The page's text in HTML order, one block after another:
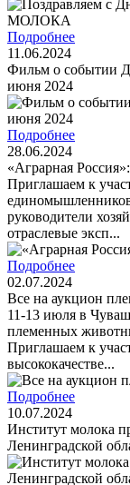
Подробнее
11.06.2024
Фильм о событии
июня 2024
Подробнее
28.06.2024
«Аграрная
Приглашаем к
руководители
отраслевые эксп...
Подробнее
02.07.2024
Все на аукцион
11-13 июля в
племенных
Приглашаем к
высококачестве...
Подробнее
10.07.2024
Институт молока
Ленинградской